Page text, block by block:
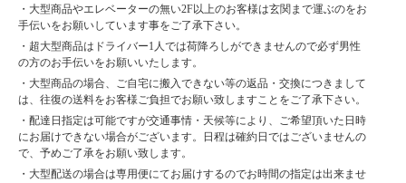
・大型商品やエレベーターの無い2F以上のお客様は玄関まで運ぶのをお
手伝いをお願いしています事をご了承下さい。
・超大型商品はドライバー1人では荷降ろしができませんので必ず男性
の方のお手伝いをお願いいたします。
・大型商品の場合、ご自宅に搬入できない等の返品・交換につきまして
は、往復の送料をお客様ご負担でお願い致しますことをご了承下さい。
・配達日指定は可能ですが交通事情・天候等により、ご希望頂いた日時
にお届けできない場合がございます。日程は確約日ではございませんの
で、予めご了承をお願い致します。
・大型配送の場合は専用便にてお届けするのでお時間の指定は出来ませ